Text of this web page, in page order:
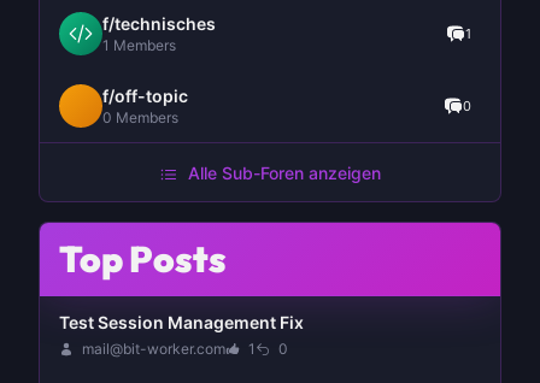
f/technisches
1 Members
1
f/off-topic
0 Members
0
Alle Sub-Foren anzeigen
Top Posts
Test Session Management Fix
mail@bit-worker.com 1 0